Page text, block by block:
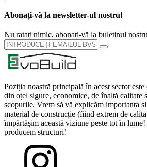
Abonați-vă la newsletter-ul nostru!
Nu ratați nimic, abonați-vă la buletinul
Poziția noastră principală în acest sector
din oțel sigure, economice, de înaltă calitate
scopurile. Vrem să vă explicăm importanța
material de construcție (fiind extrem de
împărtășim această viziune peste tot în
producem structuri!